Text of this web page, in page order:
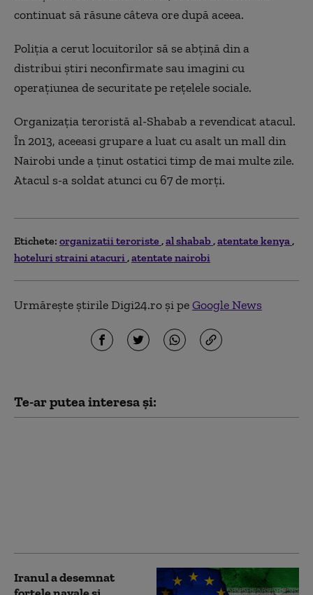
continuat să răsune câteva ore după aceea.
Poliţia a cerut locuitorilor să se abţină din a
distribui ştiri neconfirmate sau imagini cu
operaţiunea de securitate pe reţelele sociale.
Organizaţia teroristă al-Shabab a revendicat atacul.
În 2013, aceeasi grupare a luat cu asalt un mall din
Nairobi unde a ţinut ostatici timp de mai multe zile.
Atacul s-a soldat atunci cu 67 de morţi.
Etichete: organizatii teroriste al shabab atentate kenya
hoteluri straini atacuri atentate nairobi
Urmărește știrile Digi24.ro și peGoogle News
Te-ar putea interesa și:
Iranul a desemnat